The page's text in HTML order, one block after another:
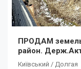
ПРОДАМ
район.
Київський / Долгая